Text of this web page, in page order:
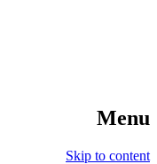
Menu
Skip to content